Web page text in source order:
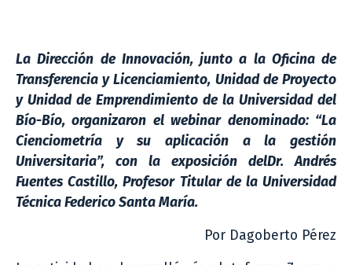
La Dirección de Innovación, junto a la Oficina de
Transferencia y Licenciamiento, Unidad de Proyecto
y Unidad de Emprendimiento de la Universidad del
Bío-Bío, organizaron el webinar denominado: “La
Cienciometría y su aplicación a la gestión
Universitaria”, con la exposición delDr. Andrés
Fuentes Castillo, Profesor Titular de la Universidad
Técnica Federico Santa María.
Por Dagoberto Pérez